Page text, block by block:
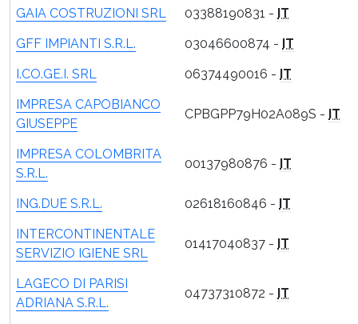
GAIA COSTRUZIONI SRL 03388190831 - IT
GFF IMPIANTI S.R.L.
03046600874 - IT
I.CO.GE.I. SRL
06374490016 - IT
IMPRESA CAPOBIANCO
GIUSEPPE
CPBGPP79H02A089S - IT
IMPRESA COLOMBRITA
S.R.L.
00137980876 - IT
ING.DUE S.R.L. 02618160846 - IT
INTERCONTINENTALE
SERVIZIO IGIENE SRL
01417040837 - IT
LAGECO DI PARISI
ADRIANA S.R.L.
04737310872 - IT